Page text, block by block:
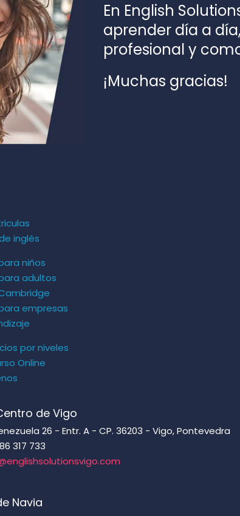
En English
aprender día a
profesional y
¡Muchas gracias!
inglés
niños
adultos
empresas
por niveles
Online
de Vigo
26 - Entr. A - CP. 36203 - Vigo, Pontevedra
317 733
Navia